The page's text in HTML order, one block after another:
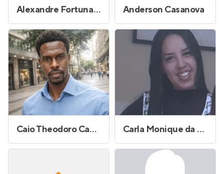
Alexandre Fortunato Cardoso do Nascimento Anderson Casanova
Caio Theodoro Campos Carla Monique da Silva Figueiredo